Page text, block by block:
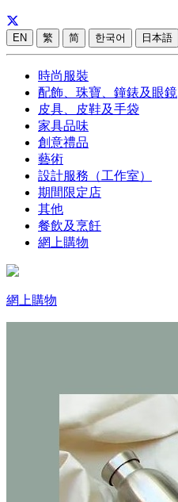
EN 繁 简 한국어 日本語
時尚服裝
配飾、珠寶、鐘錶及眼鏡
皮具、皮鞋及手袋
家具品味
創意禮品
藝術
設計服務（工作室）
期間限定店
其他
餐飲及烹飪
網上購物
網上購物